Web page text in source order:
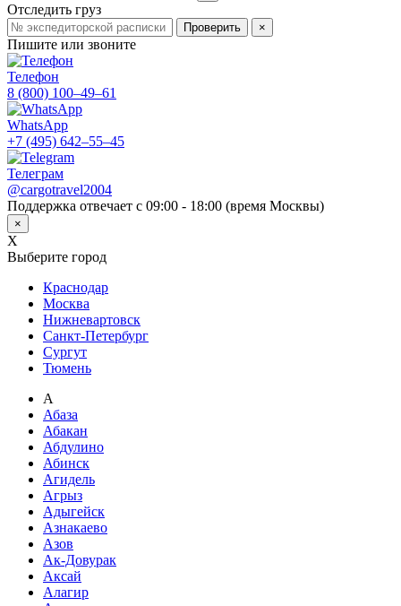
Отследить груз
Проверить ×
Пишите или звоните
Телефон
8 (800) 100–49–61
WhatsApp
+7 (495) 642–55–45
Телеграм
@cargotravel2004
Поддержка отвечает с 09:00 - 18:00 (время Москвы)
×
X
Выберите город
Краснодар
Москва
Нижневартовск
Санкт-Петербург
Сургут
Тюмень
А
Абаза
Абакан
Абдулино
Абинск
Агидель
Агрыз
Адыгейск
Азнакаево
Азов
Ак-Довурак
Аксай
Алагир